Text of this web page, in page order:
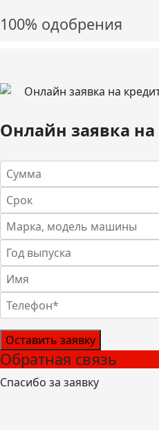
100% одобрения
Онлайн заявка на
Оставить заявку
Обратная связь
Спасибо за заявку